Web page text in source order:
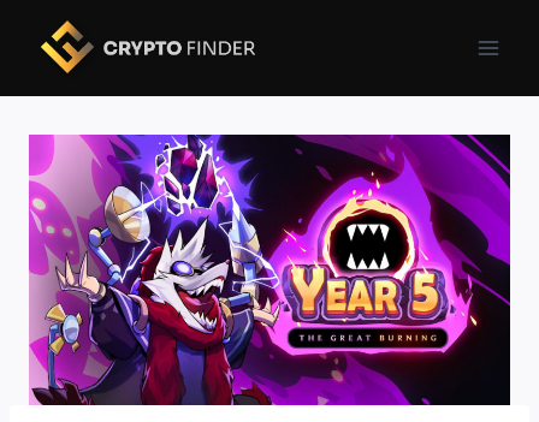
content